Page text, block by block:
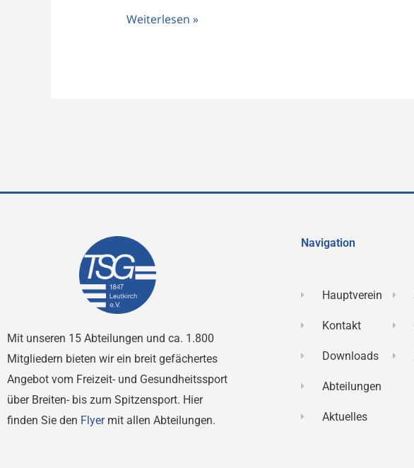
Weiterlesen »
Mit unseren 15 Abteilungen und ca. 1.800
Mitgliedern bieten wir ein breit gefächertes
Angebot vom Freizeit- und Gesundheitssport
über Breiten- bis zum Spitzensport. Hier
finden Sie den Flyer mit allen Abteilungen.
Navigation
Hauptverein
Kontakt
Downloads
Abteilungen
Aktuelles